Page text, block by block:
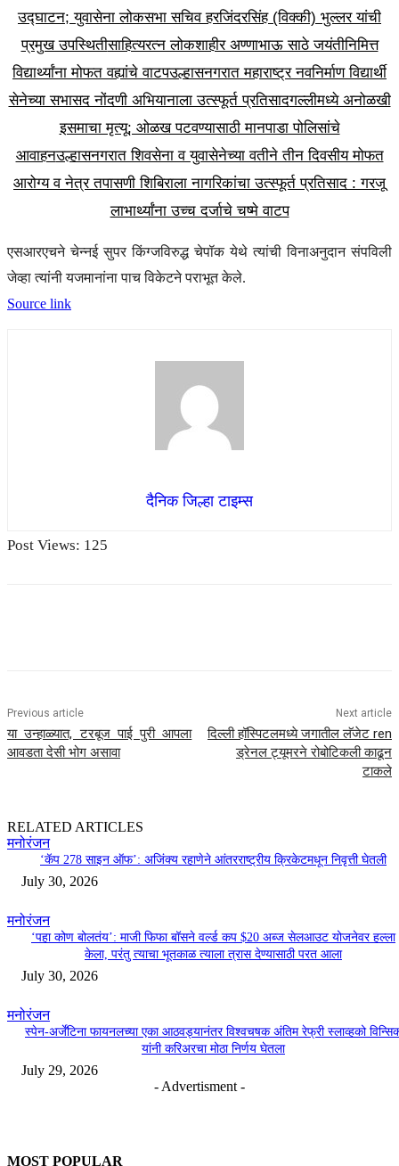
उद्घाटन; युवासेना लोकसभा सचिव हरजिंदरसिंह (विक्की) भुल्लर यांची
प्रमुख उपस्थितीसाहित्यरत्न लोकशाहीर अण्णाभाऊ साठे जयंतीनिमित्त
विद्यार्थ्यांना मोफत वह्यांचे वाटपउल्हासनगरात महाराष्ट्र नवनिर्माण विद्यार्थी
सेनेच्या सभासद नोंदणी अभियानाला उत्स्फूर्त प्रतिसादगल्लीमध्ये अनोळखी
इसमाचा मृत्यू; ओळख पटवण्यासाठी मानपाडा पोलिसांचे
आवाहनउल्हासनगरात शिवसेना व युवासेनेच्या वतीने तीन दिवसीय मोफत
आरोग्य व नेत्र तपासणी शिबिराला नागरिकांचा उत्स्फूर्त प्रतिसाद : गरजू
लाभार्थ्यांना उच्च दर्जाचे चष्मे वाटप
एसआरएचने चेन्नई सुपर किंग्जविरुद्ध चेपॉक येथे त्यांची विनाअनुदान संपविली
जेव्हा त्यांनी यजमानांना पाच विकेटने पराभूत केले.
Source link
दैनिक जिल्हा टाइम्स
Post Views: 125
Previous article
या उन्हाळ्यात, टरबूज पाई पुरी आपला
आवडता देसी भोग असावा
Next article
दिल्ली हॉस्पिटलमध्ये जगातील लॅजेट ren
ड्रेनल ट्यूमरने रोबोटिकली काढून
टाकले
RELATED ARTICLES
मनोरंजन
‘कॅप 278 साइन ऑफ’: अजिंक्य रहाणेने आंतरराष्ट्रीय क्रिकेटमधून निवृत्ती घेतली
July 30, 2026
मनोरंजन
‘पहा कोण बोलतंय’: माजी फिफा बॉसने वर्ल्ड कप $20 अब्ज सेलआउट योजनेवर हल्ला
केला, परंतु त्याचा भूतकाळ त्याला त्रास देण्यासाठी परत आला
July 30, 2026
मनोरंजन
स्पेन-अर्जेंटिना फायनलच्या एका आठवड्यानंतर विश्वचषक अंतिम रेफ्री स्लाव्हको
यांनी करिअरचा मोठा निर्णय घेतला
July 29, 2026
- Advertisment -
MOST POPULAR